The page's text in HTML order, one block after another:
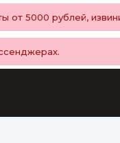
5000 рублей,